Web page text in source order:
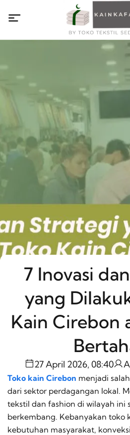
7 Inovasi
yang
Kain Cirebon
27 April 2026, 08:40
Toko kain Cirebon menjadi
dari sektor perdagangan lokal.
tekstil dan fashion di wilayah ini
berkembang. Kebanyakan toko
kebutuhan masyarakat,